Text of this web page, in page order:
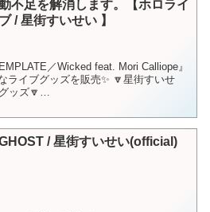
不足を解消します。【ホロライ
ブ / 星街すいせい 】
／Wicked feat. Mori Calliope』
ライブグッズを販売✨ 🔽星街すいせ
ッズ🔽
/ 星街すいせい(official)